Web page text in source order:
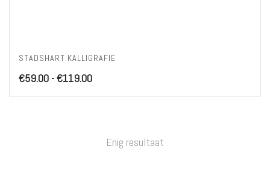
STADSHART KALLIGRAFIE
€59.00 -€119.00Prijsklasse:
€59.00
Enig resultaat